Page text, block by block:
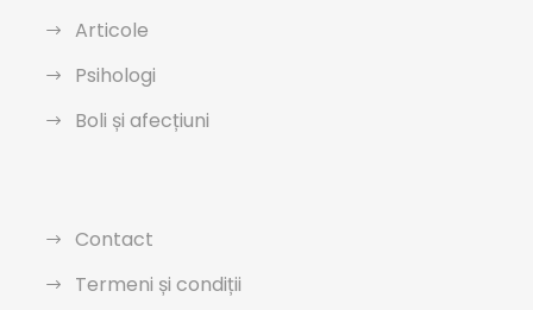
Articole
Psihologi
Boli și afecțiuni
Contact
Termeni și condiții